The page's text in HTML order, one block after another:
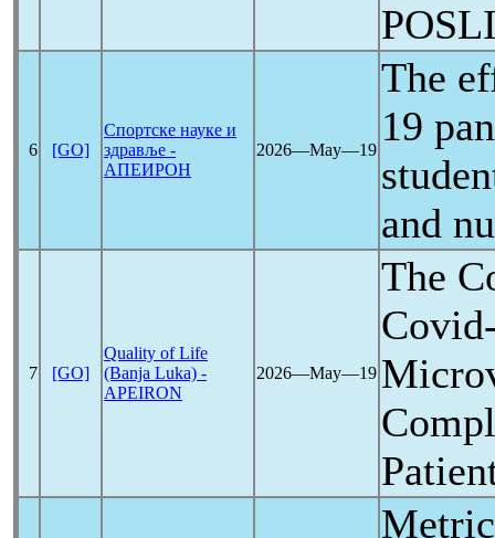
6 [GO]
Спортске науке и
здравље -
АПЕИРОН
2026―May―19
The
19
and
7 [GO]
Quality of Life
(Banja Luka) -
APEIRON
2026―May―19
The